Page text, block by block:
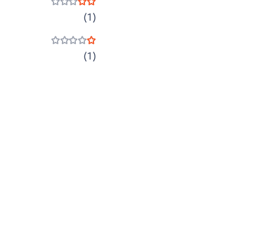
نمره(1)
نمره(1)